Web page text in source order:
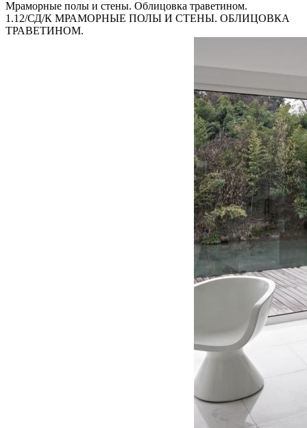
Мраморные полы и стены. Облицовка траветином.
1.12/СД/К МРАМОРНЫЕ ПОЛЫ И СТЕНЫ. ОБЛИЦОВКА
ТРАВЕТИНОМ.